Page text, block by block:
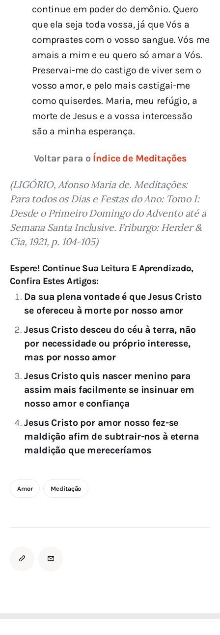
continue em poder do demônio. Quero
que ela seja toda vossa, já que Vós a
comprastes com o vosso sangue. Vós me
amais a mim e eu quero só amar a Vós.
Preservai-me do castigo de viver sem o
vosso amor, e pelo mais castigai-me
como quiserdes. Maria, meu refúgio, a
morte de Jesus e a vossa intercessão
são a minha esperança.
Voltar para o Índice de Meditações
(LIGÓRIO, Afonso Maria de. Meditações:
Para todos os Dias e Festas do Ano: Tomo I:
Desde o Primeiro Domingo do Advento até a
Semana Santa Inclusive. Friburgo: Herder &
Cia, 1921, p. 104-105)
Espere! Continue Sua Leitura E Aprendizado,
Confira Estes Artigos:
Da sua plena vontade é que Jesus Cristo
se ofereceu à morte por nosso amor
Jesus Cristo desceu do céu à terra, não
por necessidade ou próprio interesse,
mas por nosso amor
Jesus Cristo quis nascer menino para
assim mais facilmente se insinuar em
nosso amor e confiança
Jesus Cristo por amor nosso fez-se
maldição afim de subtrair-nos à eterna
maldição que mereceríamos
Amor Meditação